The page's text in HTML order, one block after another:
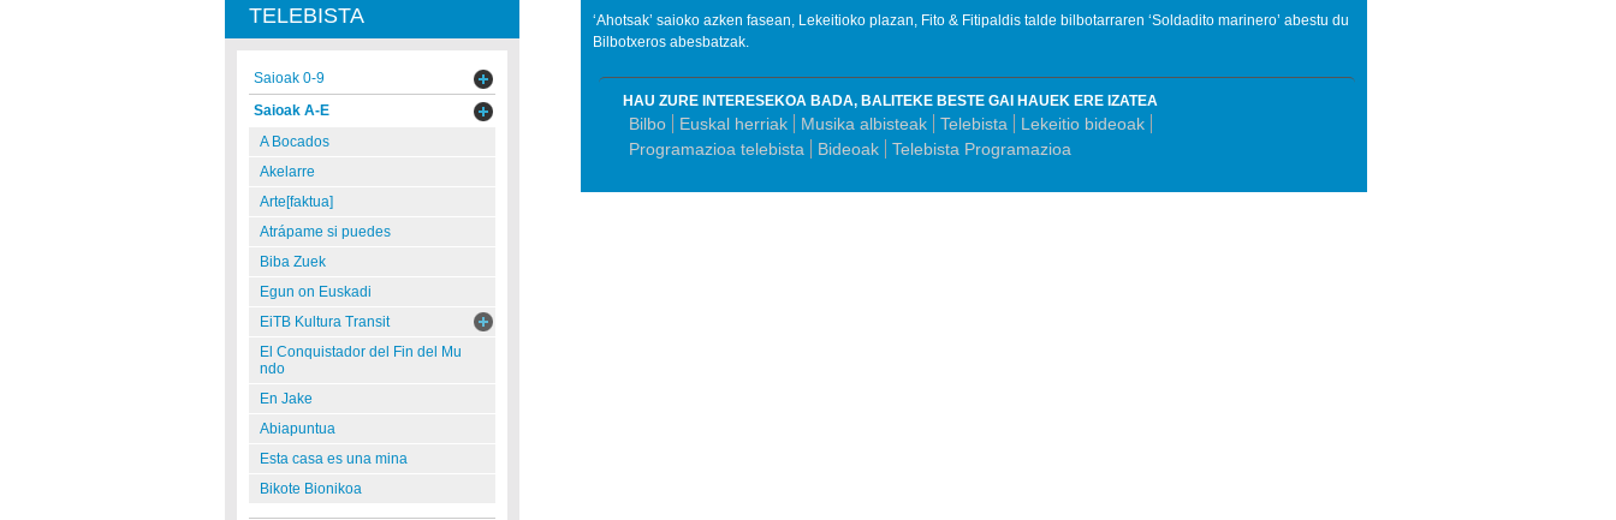
‘Ahotsak’ saioko azken fasean, Lekeitioko plazan, Fito & Fitipaldis talde bilbotarraren ‘Soldadito marinero’ abestu du
Bilbotxeros abesbatzak.
HAU ZURE INTERESEKOA BADA, BALITEKE BESTE GAI HAUEK ERE IZATEA
Bilbo Euskal herriak Musika albisteak Telebista
Lekeitio bideoak
Programazioa telebista
Bideoak Telebista Programazioa
TELEBISTA
Saioak 0-9
Saioak A-E
A Bocados
Akelarre
Arte[faktua]
Atrápame si puedes
Biba Zuek
Egun on Euskadi
EiTB Kultura Transit
El Conquistador del Fin del Mu
ndo
En Jake
Abiapuntua
Esta casa es una mina
Bikote Bionikoa